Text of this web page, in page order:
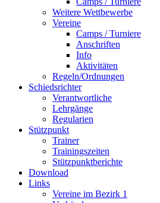
Weitere Wettbewerbe
Vereine
Camps / Turniere
Anschriften
Info
Aktivitäten
Regeln/Ordnungen
Schiedsrichter
Verantwortliche
Lehrgänge
Regularien
Stützpunkt
Trainer
Trainingszeiten
Stützpunktberichte
Download
Links
Vereine im Bezirk 1